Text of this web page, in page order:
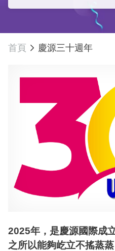
首頁 慶源三十週年
2025年，是慶源國際成
之所以能夠屹立不搖蒸